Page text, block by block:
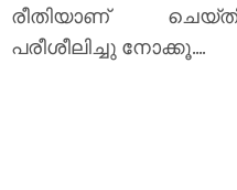
രീതിയാണ്
പരീശീലിച്ചു നോക്കൂ....